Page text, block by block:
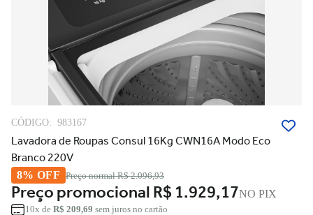
CÓDIGO: 983167
Lavadora de Roupas Consul 16Kg CWN16A Modo Eco
Branco 220V
8% OFF Preço normalR$ 2.096,93
Preço promocionalR$ 1.929,17NO PIX
10x de R$ 209,69 sem juros no cartão